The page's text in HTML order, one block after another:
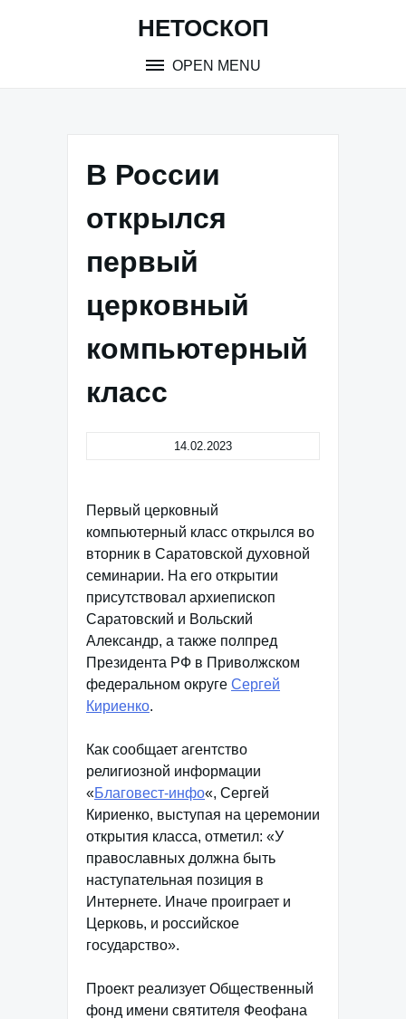
НЕТОСКОП
OPEN MENU
В России
открылся
первый
церковный
компьютерный
класс
14.02.2023
Первый церковный
компьютерный класс открылся во
вторник в Саратовской духовной
семинарии. На его открытии
присутствовал архиепископ
Саратовский и Вольский
Александр, а также полпред
Президента РФ в Приволжском
федеральном округе Сергей
Кириенко.
Как сообщает агентство
религиозной информации
«Благовест-инфо«, Сергей
Кириенко, выступая на церемонии
открытия класса, отметил: «У
православных должна быть
наступательная позиция в
Интернете. Иначе проиграет и
Церковь, и российское
государство».
Проект реализует Общественный
фонд имени святителя Феофана